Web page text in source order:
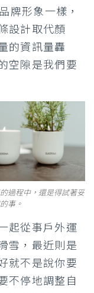
牌形象一樣，
設計取代顏
的資訊量轟
空隙是我們要
過程中，還是得試著妥
事。
起從事戶外運
雪，最近則是
就不是說你要
不停地調整自